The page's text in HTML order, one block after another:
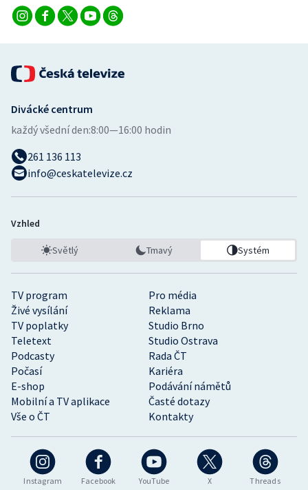
Veslování
Vodní slalom
Volejbal
Ostatní
Instagram Facebook YouTube X Threads
TV program
Pro média
Živé vysílání
Reklama
TV poplatky
Studio Brno
Teletext
Studio Ostrava
Podcasty
Rada ČT
Počasí
Kariéra
E-shop
Podávání námětů
Mobilní a TV aplikace
Časté dotazy
Vše o ČT
Kontakty
Divácké centrum
každý všední den:8:00—16:00 hodin
261 136 113
info@ceskatelevize.cz
Vzhled
Světlý Tmavý Systém